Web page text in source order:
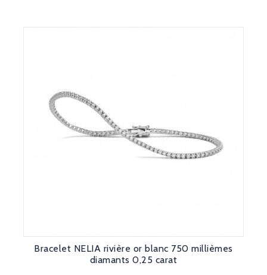
Bracelet NELIA rivière or blanc 750 millièmes
diamants 0,25 carat